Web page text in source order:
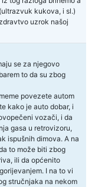
kukova, i sl.)
uzrok našoj
se za njegovo
to da su zbog
povezete autom
kako je auto dobar, i
vozači, i da
gasa u retrovizoru,
ispušnih dimova. A na
to može biti zbog
ili da općenito
I na to vi
stručnjaka na nekom